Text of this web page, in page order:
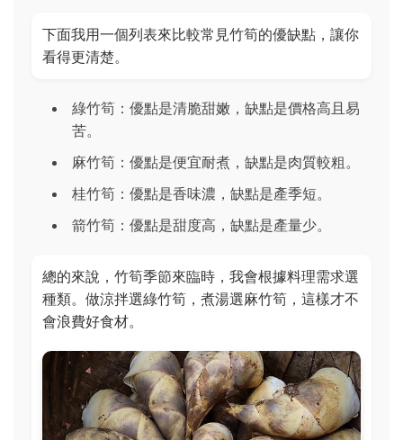
下面我用一個列表來比較常見竹筍的優缺點，讓你
看得更清楚。
綠竹筍：優點是清脆甜嫩，缺點是價格高且易
苦。
麻竹筍：優點是便宜耐煮，缺點是肉質較粗。
桂竹筍：優點是香味濃，缺點是產季短。
箭竹筍：優點是甜度高，缺點是產量少。
總的來說，竹筍季節來臨時，我會根據料理需求選
種類。做涼拌選綠竹筍，煮湯選麻竹筍，這樣才不
會浪費好食材。